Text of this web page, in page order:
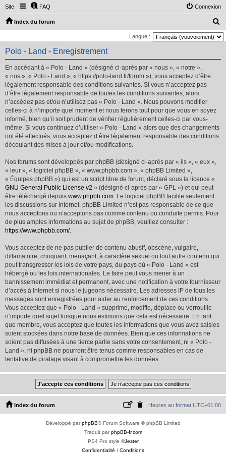
Site FAQ Connexion
Index du forum
e
Langue :
Polo - Land - Enregistrement
En accédant à « Polo - Land » (désigné ci-après par « nous », « notre »,
« nos », « Polo - Land », « https://polo-land.fr/forum »), vous acceptez d’être
légalement responsable des conditions suivantes. Si vous n’acceptez pas
d’être légalement responsable de toutes les conditions suivantes, alors
n’accédez pas et/ou n’utilisez pas « Polo - Land ». Nous pouvons modifier
celles-ci à n’importe quel moment et nous ferons tout pour que vous en soyez
informé, bien qu’il soit prudent de vérifier régulièrement celles-ci par vous-
même. Si vous continuez d’utiliser « Polo - Land » alors que des changements
ont été effectués, vous acceptez d’être légalement responsable des conditions
découlant des mises à jour et/ou modifications.
Nos forums sont développés par phpBB (désigné ci-après par « ils », « eux »,
« leur », « logiciel phpBB », « www.phpbb.com », « phpBB Limited »,
« Équipes phpBB ») qui est un script libre de forum, déclaré sous la licence «
GNU General Public License v2 » (désigné ci-après par « GPL ») et qui peut
être téléchargé depuis www.phpbb.com. Le logiciel phpBB facilite seulement
les discussions sur Internet. phpBB Limited n’est pas responsable de ce que
nous acceptons ou n’acceptons pas comme contenu ou conduite permis. Pour
de plus amples informations au sujet de phpBB, veuillez consulter :
https://www.phpbb.com/.
Vous acceptez de ne pas publier de contenu abusif, obscène, vulgaire,
diffamatoire, choquant, menaçant, à caractère sexuel ou tout autre contenu qui
peut transgresser les lois de votre pays, du pays où « Polo - Land » est
hébergé ou les lois internationales. Le faire peut vous mener à un
bannissement immédiat et permanent, avec une notification à votre fournisseur
d’accès à Internet si nous le jugeons nécessaire. Les adresses IP de tous les
messages sont enregistrées pour aider au renforcement de ces conditions.
Vous acceptez que « Polo - Land » supprime, modifie, déplace ou verrouille
n’importe quel sujet lorsque nous estimons que cela est nécessaire. En tant
que membre, vous acceptez que toutes les informations que vous avez saisies
soient stockées dans notre base de données. Bien que ces informations ne
soient pas diffusées à une tierce partie sans votre consentement, ni « Polo -
Land », ni phpBB ne pourront être tenus comme responsables en cas de
tentative de piratage visant à compromettre les données.
Index du forum Heures au format UTC+01:00
Développé parphpBB® Forum Software © phpBB Limited
Traduit parphpBB-fr.com
PS4 Pro style ©Jester
Confidentialité | Conditions